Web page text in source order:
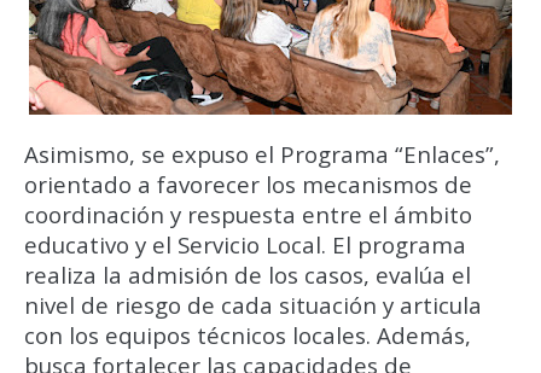
Asimismo, se expuso el Programa “Enlaces”,
orientado a favorecer los mecanismos de
coordinación y respuesta entre el ámbito
educativo y el Servicio Local. El programa
realiza la admisión de los casos, evalúa el
nivel de riesgo de cada situación y articula
con los equipos técnicos locales. Además,
busca fortalecer las capacidades de